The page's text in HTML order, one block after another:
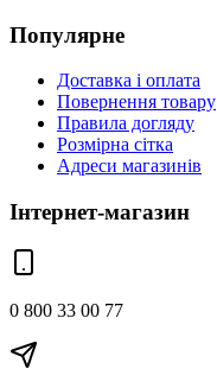
Популярне
Доставка і оплата
Повернення товару
Правила догляду
Розмірна сітка
Адреси магазинів
Інтернет-магазин
0 800 33 00 77